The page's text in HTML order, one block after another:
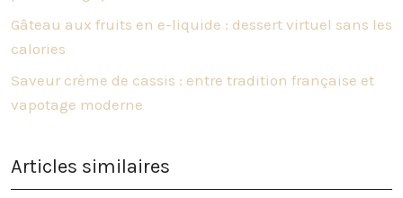
Gâteau aux fruits en e-liquide : dessert virtuel sans les
calories
Saveur crème de cassis : entre tradition française et
vapotage moderne
Articles similaires